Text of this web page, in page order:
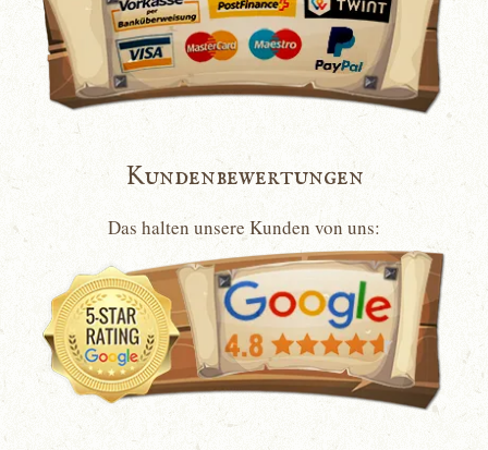
Kundenbewertungen
Das halten unsere Kunden von uns: